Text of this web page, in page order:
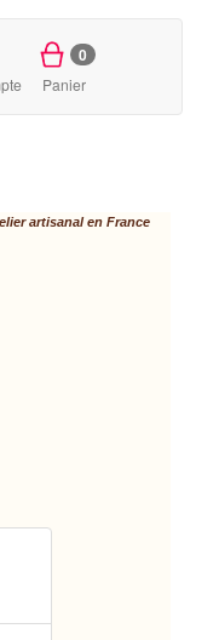
0
Panier
artisanal en France